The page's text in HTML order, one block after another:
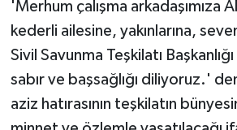
'Merhum çalışma arkadaşımıza
kederli ailesine, yakınlarına,
Sivil Savunma Teşkilatı
sabır ve başsağlığı diliyoruz.'
aziz hatırasının teşkilatın